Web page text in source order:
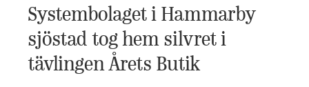
Systembolaget i Hammarby
sjöstad tog hem silvret i
tävlingen Årets Butik